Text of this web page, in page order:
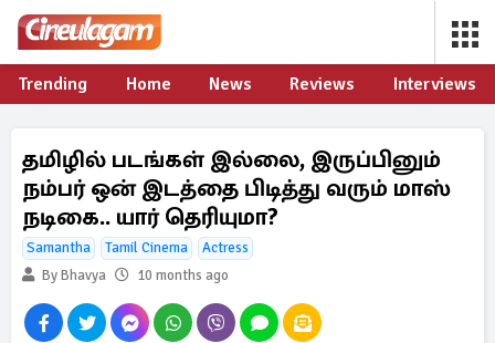
Trending Home News Reviews Interviews
தமிழில் படங்கள் இல்லை, இருப்பினும்
நம்பர் ஒன் இடத்தை பிடித்து வரும் மாஸ்
நடிகை.. யார் தெரியுமா?
Samantha Tamil Cinema
Actress
By Bhavya
10 months ago